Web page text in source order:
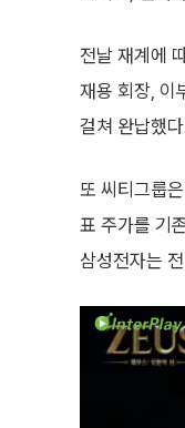
전날 재계에
재용 회장, 이
걸쳐 완납했
또 씨티그룹
표 주가를 기
삼성전자는